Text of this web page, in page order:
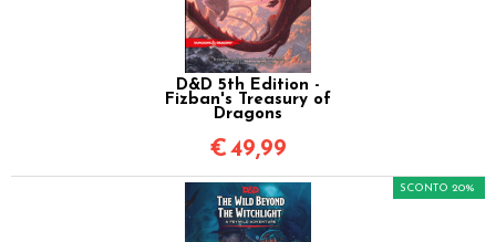
D&D 5th Edition -
Fizban's Treasury of
Dragons
€49,99
SCONTO 20%